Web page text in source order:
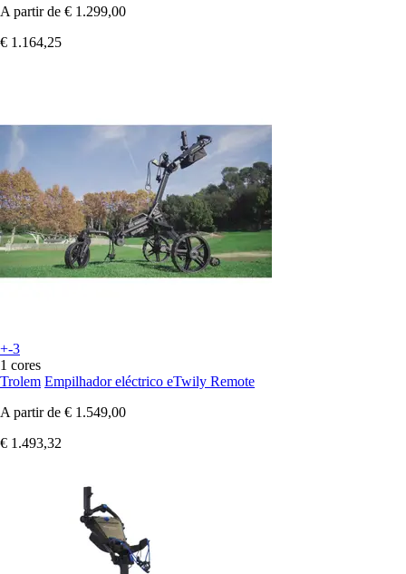
A partir de € 1.299,00
€ 1.164,25
+-3
1 cores
Trolem Empilhador eléctrico eTwily Remote
A partir de € 1.549,00
€ 1.493,32